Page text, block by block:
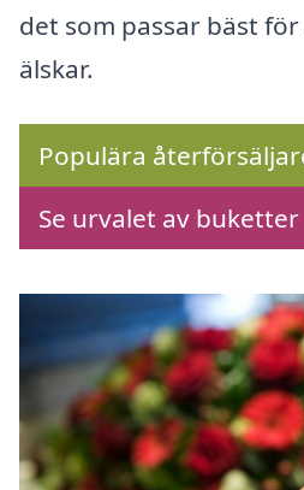
det som passar bäst
älskar.
Populära
Se urvalet av buketter